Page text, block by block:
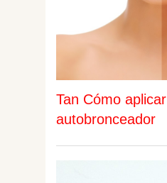
Tan Cómo aplicar
autobronceador